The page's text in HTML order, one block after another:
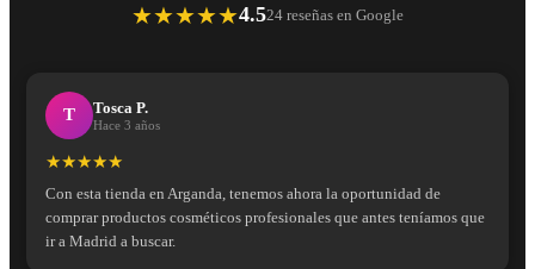
★★★★★4.524 reseñas en Google
T Tosca P.
Hace 3 años
★★★★★
Con esta tienda en Arganda, tenemos ahora la oportunidad de
comprar productos cosméticos profesionales que antes teníamos que
ir a Madrid a buscar.